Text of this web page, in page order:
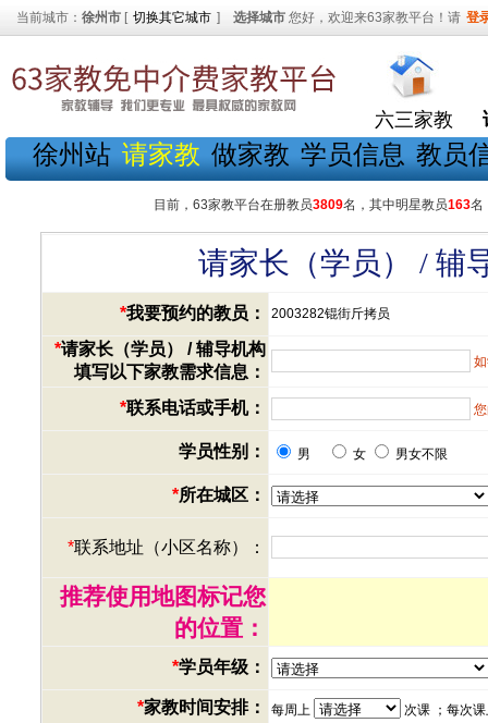
当前城市： 徐州市 [ 切换其它城市 ] 选择城市 您好，欢迎来63家教平台！请 登
六三家教
徐州站 请家教 做家教 学员信息 教员
目前，63家教平台在册教员3809名，其中明星教员163名
请家长（学员） / 辅
*我要预约的教员： 2003282锟街斤拷员
*请家长（学员） / 辅导机构
填写以下家教需求信息：
*联系电话或手机：
学员性别： 男 女 男女不限
*所在城区：
*联系地址（小区名称）：
推荐使用地图标记您
的位置：
*学员年级：
*家教时间安排： 每周上 次课 ；每次